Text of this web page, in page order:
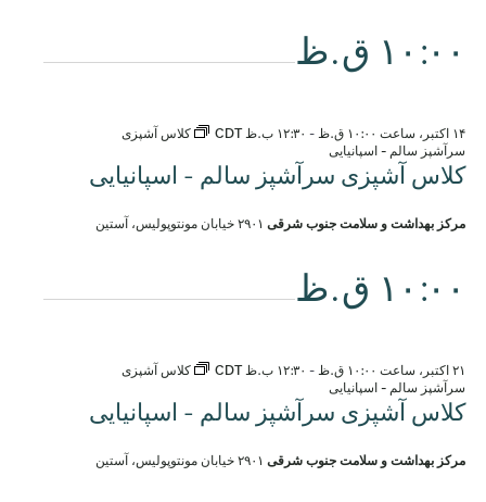
۱۰:۰۰ ق.ظ
کلاس آشپزی سرآشپز سالم - اسپانیایی
۱۴ اکتبر، ساعت ۱۰:۰۰ ق.ظ - ۱۲:۳۰ ب.ظ CDT
کلاس آشپزی
سرآشپز سالم - اسپانیایی
مرکز بهداشت و سلامت جنوب شرقی ۲۹۰۱ خیابان مونتوپولیس، آستین
۱۰:۰۰ ق.ظ
کلاس آشپزی سرآشپز سالم - اسپانیایی
۲۱ اکتبر، ساعت ۱۰:۰۰ ق.ظ - ۱۲:۳۰ ب.ظ CDT
کلاس آشپزی
سرآشپز سالم - اسپانیایی
مرکز بهداشت و سلامت جنوب شرقی ۲۹۰۱ خیابان مونتوپولیس، آستین